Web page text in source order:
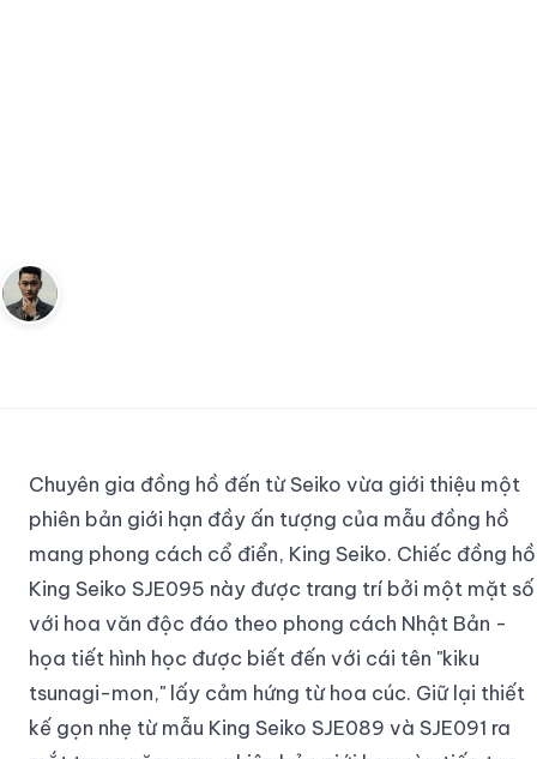
Chuyên gia đồng hồ đến từ Seiko vừa giới thiệu một
phiên bản giới hạn đầy ấn tượng của mẫu đồng hồ
mang phong cách cổ điển, King Seiko. Chiếc đồng hồ
King Seiko SJE095 này được trang trí bởi một mặt số
với hoa văn độc đáo theo phong cách Nhật Bản -
họa tiết hình học được biết đến với cái tên "kiku
tsunagi-mon," lấy cảm hứng từ hoa cúc. Giữ lại thiết
kế gọn nhẹ từ mẫu King Seiko SJE089 và SJE091 ra